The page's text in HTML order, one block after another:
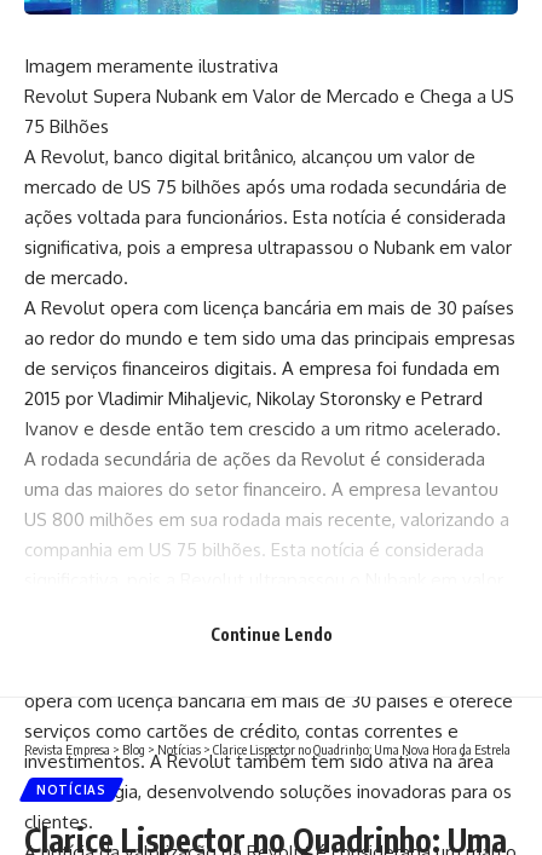
Imagem meramente ilustrativa
Revolut Supera Nubank em Valor de Mercado e Chega a US
75 Bilhões
A Revolut, banco digital britânico, alcançou um valor de
mercado de US 75 bilhões após uma rodada secundária de
ações voltada para funcionários. Esta notícia é considerada
significativa, pois a empresa ultrapassou o Nubank em valor
de mercado.
A Revolut opera com licença bancária em mais de 30 países
ao redor do mundo e tem sido uma das principais empresas
de serviços financeiros digitais. A empresa foi fundada em
2015 por Vladimir Mihaljevic, Nikolay Storonsky e Petrard
Ivanov e desde então tem crescido a um ritmo acelerado.
A rodada secundária de ações da Revolut é considerada
uma das maiores do setor financeiro. A empresa levantou
US 800 milhões em sua rodada mais recente, valorizando a
companhia em US 75 bilhões. Esta notícia é considerada
A Revolut tem sido uma das principais empresas de
opera com licença bancária em mais de 30 países e oferece
serviços como cartões de crédito, contas correntes e
investimentos. A Revolut também tem sido ativa na área
de tecnologia, desenvolvendo soluções inovadoras para os
clientes.
Continue Lendo
Revista Empresa > Blog > Notícias > Clarice Lispector no Quadrinho: Uma Nova Hora da Estrela
NOTÍCIAS
Clarice Lispector no Quadrinho: Uma